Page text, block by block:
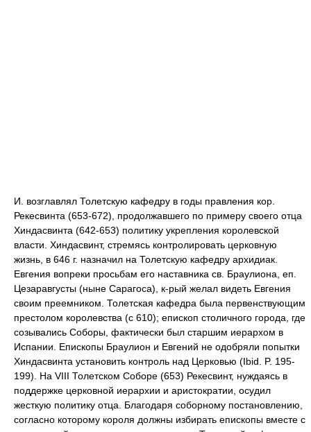
И. возглавлял Толетскую кафедру в годы правления кор.
Рекесвинта (653-672), продолжавшего по примеру своего отца
Хиндасвинта (642-653) политику укрепления королевской
власти. Хиндасвинт, стремясь контролировать церковную
жизнь, в 646 г. назначил на Толетскую кафедру архидиак.
Евгения вопреки просьбам его наставника св. Браулиона, еп.
Цезаравгусты (ныне Сарагоса), к-рый желал видеть Евгения
своим преемником. Толетская кафедра была первенствующим
престолом королевства (с 610); епископ столичного города, где
созывались Соборы, фактически был старшим иерархом в
Испании. Епископы Браулион и Евгений не одобряли попытки
Хиндасвинта установить контроль над Церковью (Ibid. P. 195-
199). На VIII Толетском Соборе (653) Рекесвинт, нуждаясь в
поддержке церковной иерархии и аристократии, осудил
жесткую политику отца. Благодаря соборному постановлению,
согласно которому короля должны избирать епископы вместе с